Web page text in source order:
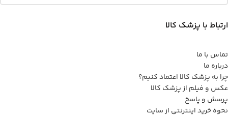
ارتباط با پزشک کالا
تماس با ما
درباره ما
چرا به پزشک کالا اعتماد کنیم؟
عکس و فیلم از پزشک کالا
پرسش و پاسخ
نحوه خرید اینترنتی از سایت